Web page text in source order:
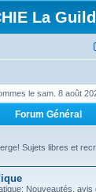
La
le sam. 8 août
Forum Général
Sujets libres et
Nouveautés, avis